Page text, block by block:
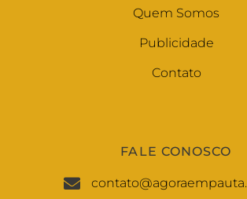
Quem Somos
Publicidade
Contato
FALE CONOSCO